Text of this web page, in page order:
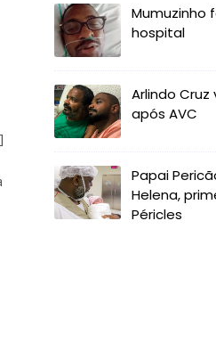
Mumuzinho
hospital
Arlindo
após AVC
Papai
Helena,
Péricles